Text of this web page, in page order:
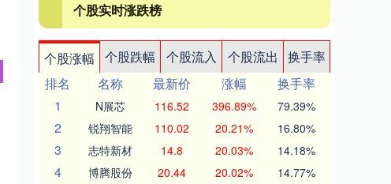
个股实时涨跌榜
个股涨幅 个股跌幅 个股流入 个股流出
换手率
排名
名称 最新价 涨幅
换手率
1
N展芯 116.52 396.89% 79.39%
2 锐翔智能 110.02 20.21% 16.80%
3 志特新材 14.8 20.03% 14.18%
4 博腾股份 20.44 20.02% 14.77%